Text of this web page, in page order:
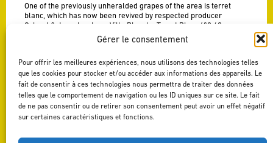
Gérer le consentement
Pour offrir les meilleures expériences, nous utilisons des technologies telles
que les cookies pour stocker et/ou accéder aux informations des appareils. Le
fait de consentir à ces technologies nous permettra de traiter des données
telles que le comportement de navigation ou les ID uniques sur ce site. Le fait
de ne pas consentir ou de retirer son consentement peut avoir un effet négatif
sur certaines caractéristiques et fonctions.
One of the previously unheralded grapes of the area is terret
blanc, which has now been revived by respected producer
Calmel & Joseph, whose Villa Blanche Terret Blanc (£8.49
Waitrose; waitrosecellar.com)
JAMIE GOODE'S WINE BLOG - 25/07/2018 - 07/2018
Read article